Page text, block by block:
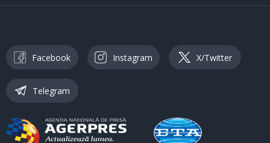
Facebook Instagram X/Twitter
Telegram